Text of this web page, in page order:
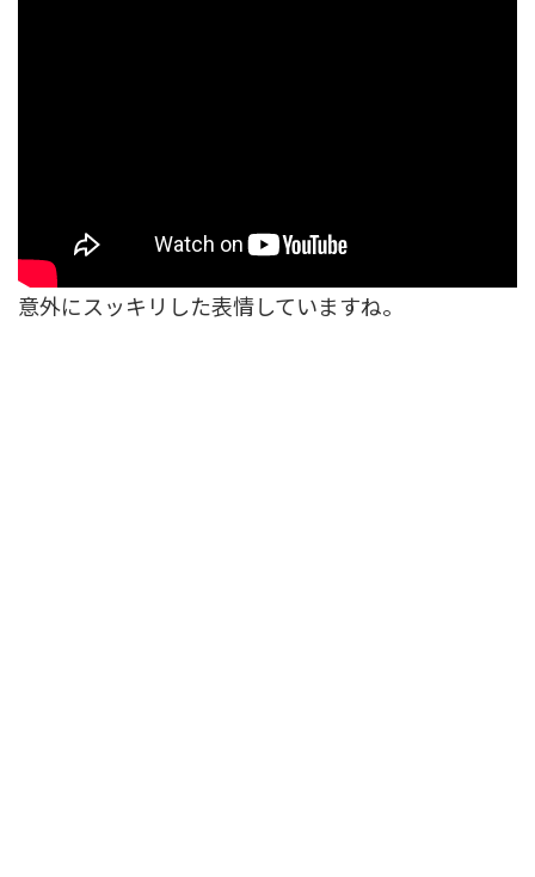
意外にスッキリした表情していますね。